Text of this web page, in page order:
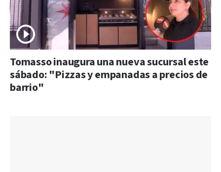
Tomasso inaugura una nueva sucursal este
sábado: "Pizzas y empanadas a precios de
barrio"